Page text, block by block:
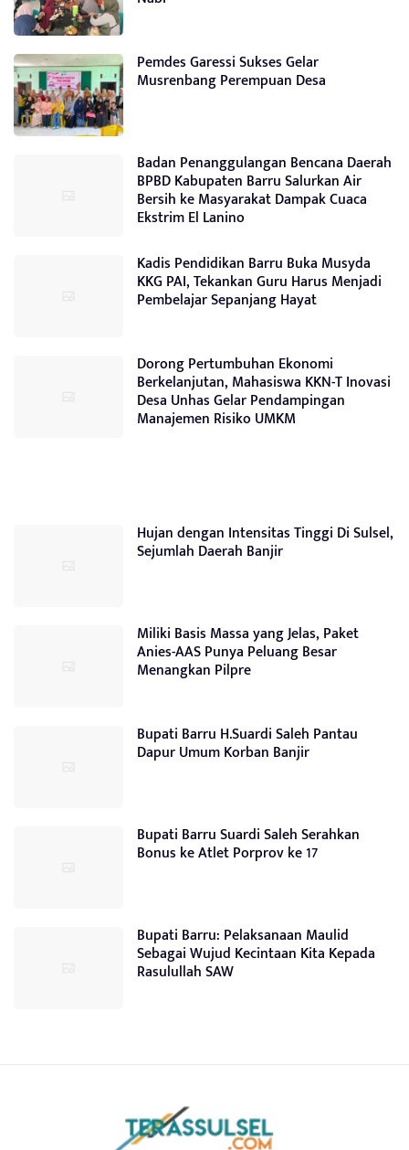
Pemdes Garessi Sukses Gelar
Musrenbang Perempuan Desa
Badan Penanggulangan Bencana Daerah
BPBD Kabupaten Barru Salurkan Air
Bersih ke Masyarakat Dampak Cuaca
Ekstrim El Lanino
Kadis Pendidikan Barru Buka Musyda
KKG PAI, Tekankan Guru Harus Menjadi
Pembelajar Sepanjang Hayat
Dorong Pertumbuhan Ekonomi
Berkelanjutan, Mahasiswa KKN-T Inovasi
Desa Unhas Gelar Pendampingan
Manajemen Risiko UMKM
Hujan dengan Intensitas Tinggi Di Sulsel,
Sejumlah Daerah Banjir
Miliki Basis Massa yang Jelas, Paket
Anies-AAS Punya Peluang Besar
Menangkan Pilpre
Bupati Barru H.Suardi Saleh Pantau
Dapur Umum Korban Banjir
Bupati Barru Suardi Saleh Serahkan
Bonus ke Atlet Porprov ke 17
Bupati Barru: Pelaksanaan Maulid
Sebagai Wujud Kecintaan Kita Kepada
Rasulullah SAW